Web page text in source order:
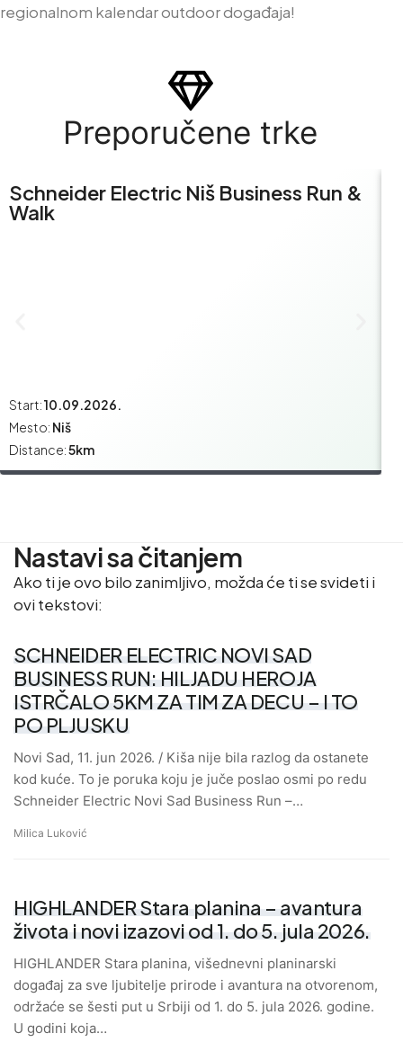
regionalnom kalendar outdoor događaja!
Preporučene trke
Schneider Electric Niš Business Run &
Walk
Start:10.09.2026.
Mesto: Niš
Distance:5km
Nastavi sa čitanjem
Ako ti je ovo bilo zanimljivo, možda će ti se svideti i
ovi tekstovi:
SCHNEIDER ELECTRIC NOVI SAD
BUSINESS RUN: HILJADU HEROJA
ISTRČALO 5KM ZA TIM ZA DECU – I TO
PO PLJUSKU
Novi Sad, 11. jun 2026. / Kiša nije bila razlog da ostanete
kod kuće. To je poruka koju je juče poslao osmi po redu
Schneider Electric Novi Sad Business Run –…
Milica Luković
HIGHLANDER Stara planina – avantura
života i novi izazovi od 1. do 5. jula 2026.
HIGHLANDER Stara planina, višednevni planinarski
događaj za sve ljubitelje prirode i avantura na otvorenom,
održaće se šesti put u Srbiji od 1. do 5. jula 2026. godine.
U godini koja…